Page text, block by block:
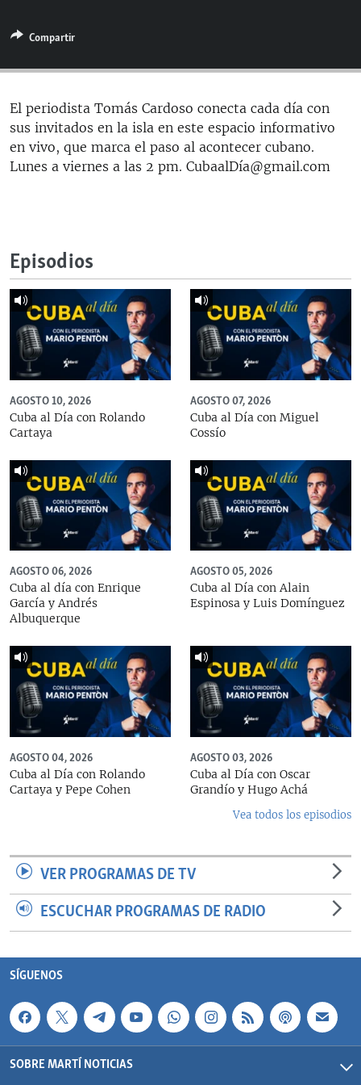
ESPECIALES
ESPECIALES
LA REALIDAD DE LA VIVIENDA EN CUBA
SER VIEJO EN CUBA
KENTU-CUBANO
MULTIMEDIA
EDITORIALES
SÍGUENOS
Compartir
El periodista Tomás Cardoso conecta cada día con
sus invitados en la isla en este espacio informativo
en vivo, que marca el paso al acontecer cubano.
Lunes a viernes a las 2 pm. CubaalDía@gmail.com
Episodios
AGOSTO 10, 2026
Cuba al Día con Rolando
Cartaya
AGOSTO 07, 2026
Cuba al Día con Miguel
Cossío
AGOSTO 06, 2026
Cuba al día con Enrique
García y Andrés
Albuquerque
AGOSTO 05, 2026
Cuba al Día con Alain
Espinosa y Luis Domínguez
AGOSTO 04, 2026
Cuba al Día con Rolando
Cartaya y Pepe Cohen
AGOSTO 03, 2026
Cuba al Día con Oscar
Grandío y Hugo Achá
Vea todos los episodios
VER PROGRAMAS DE TV
ESCUCHAR PROGRAMAS DE RADIO
SÍGUENOS
SOBRE MARTÍ NOTICIAS